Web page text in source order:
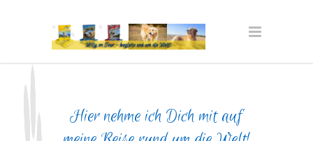
Hier nehme ich Dich mit auf